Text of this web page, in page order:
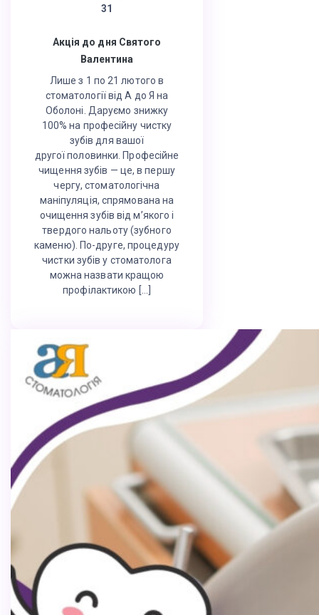
31
Акція до дня Святого
Валентина
Лише з 1 по 21 лютого в
стоматології від А до Я на
Оболоні. Даруємо знижку
100% на професійну чистку
зубів для вашої
другої половинки. Професійне
чищення зубів — це, в першу
чергу, стоматологічна
маніпуляція, спрямована на
очищення зубів від м’якого і
твердого нальоту (зубного
каменю). По-друге, процедуру
чистки зубів у стоматолога
можна назвати кращою
профілактикою […]